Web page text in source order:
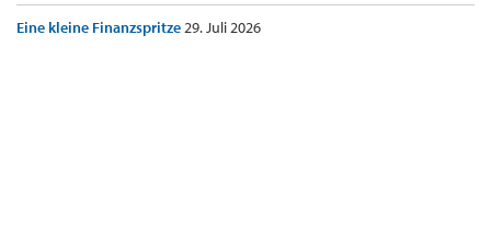
Eine kleine Finanzspritze29. Juli 2026